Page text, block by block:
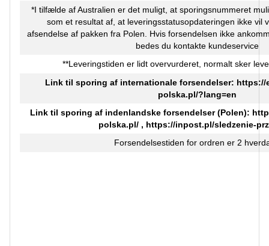
*I tilfælde af Australien er det muligt, at sporingsnummeret
som et resultat af, at leveringsstatusopdateringen ikke
afsendelse af pakken fra Polen. Hvis forsendelsen ikke
bedes du kontakte kundeservice
**Leveringstiden er lidt overvurderet, normalt sker
Link til sporing af internationale forsendelser: https://
polska.pl/?lang=en
Link til sporing af indenlandske forsendelser (Polen):
polska.pl/ , https://inpost.pl/sledzenie-
Forsendelsestiden for ordren er 2